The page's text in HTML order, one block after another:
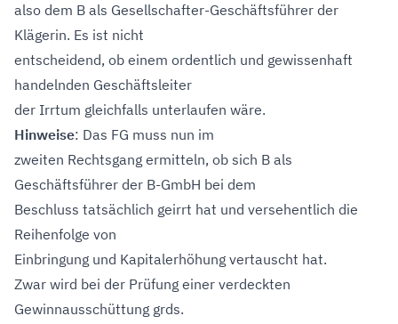
also dem B als Gesellschafter-Geschäftsführer der
Klägerin. Es ist nicht
entscheidend, ob einem ordentlich und gewissenhaft
handelnden Geschäftsleiter
der Irrtum gleichfalls unterlaufen wäre.
Hinweise: Das FG muss nun im
zweiten Rechtsgang ermitteln, ob sich B als
Geschäftsführer der B-GmbH bei dem
Beschluss tatsächlich geirrt hat und versehentlich die
Reihenfolge von
Einbringung und Kapitalerhöhung vertauscht hat.
Zwar wird bei der Prüfung einer verdeckten
Gewinnausschüttung grds.